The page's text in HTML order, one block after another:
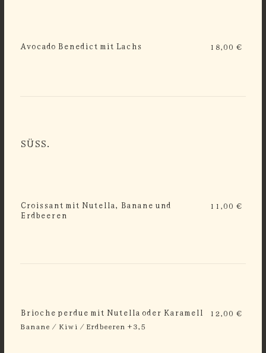
Avocado Benedict mit Lachs 18,00 €
SÜSS.
Croissant mit Nutella, Banane und
Erdbeeren
11,00 €
Brioche perdue mit Nutella oder Karamell
Banane / Kiwi / Erdbeeren +3,5
12,00 €